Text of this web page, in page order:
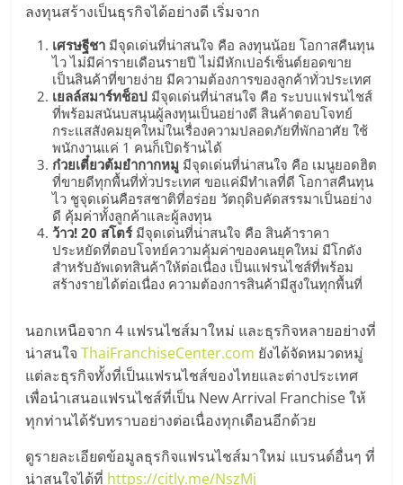
สา
ไชส์,
พร้อม
สำหรับ
ปรึกษา
ฟรี,
บริการ
พัฒนา
ระบบ
รน
ลงทุนสร้างเป็นธุรกิจได้อย่างดี เริ่มจาก
เศรษฐีชา มีจุดเด่นที่น่าสนใจ คือ ลงทุนน้อย โอกาสคืนทุน
ไว ไม่มีค่ารายเดือนรายปี ไม่มีหักเปอร์เซ็นต์ยอดขาย
เป็นสินค้าที่ขายง่าย มีความต้องการของลูกค้าทั่วประเทศ
เยลล์สมาร์ทช็อป มีจุดเด่นที่น่าสนใจ คือ ระบบแฟรนไชส์
ที่พร้อมสนันบสนุนผู้ลงทุนเป็นอย่างดี สินค้าตอบโจทย์
กระแสสังคมยุคใหม่ในเรื่องความปลอดภัยที่พักอาศัย ใช้
พนักงานแค่ 1 คนก็เปิดร้านได้
ก๋วยเตี๋ยวต้มยำกากหมู มีจุดเด่นที่น่าสนใจ คือ เมนูยอดฮิต
ที่ขายดีทุกพื้นที่ทั่วประเทศ ขอแค่มีทำเลที่ดี โอกาสคืนทุน
ไว ชูจุดเด่นคือรสชาติที่อร่อย วัตถุดิบคัดสรรมาเป็นอย่าง
ดี คุ้มค่าทั้งลูกค้าและผู้ลงทุน
ว้าว! 20 สโตร์มีจุดเด่นที่น่าสนใจ คือ สินค้าราคา
ประหยัดที่ตอบโจทย์ความคุ้มค่าของคนยุคใหม่ มีโกดัง
สำหรับอัพเดทสินค้าให้ต่อเนื่อง เป็นแฟรนไชส์ที่พร้อม
สร้างรายได้ต่อเนื่อง ความต้องการสินค้ามีสูงในทุกพื้นที่
นอกเหนือจาก 4 แฟรนไชส์มาใหม่ และธุรกิจหลายอย่างที่
น่าสนใจThaiFranchiseCenter.com ยังได้จัดหมวดหมู่
แต่ละธุรกิจทั้งที่เป็นแฟรนไชส์ของไทยและต่างประเทศ
เพื่อนำเสนอแฟรนไชส์ที่เป็น New Arrival Franchise ให้
ทุกท่านได้รับทราบอย่างต่อเนื่องทุกเดือนอีกด้วย
ดูรายละเอียดข้อมูลธุรกิจแฟรนไชส์มาใหม่ แบรนด์อื่นๆ ที่
น่าสนใจได้ที่ https://citly.me/NszMj